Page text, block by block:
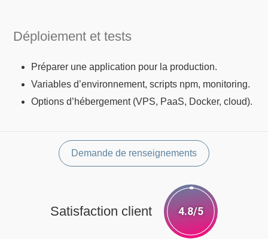
Déploiement et tests
Préparer une application pour la production.
Variables d’environnement, scripts npm, monitoring.
Options d’hébergement (VPS, PaaS, Docker, cloud).
Demande de renseignements
Satisfaction client 4.8/5